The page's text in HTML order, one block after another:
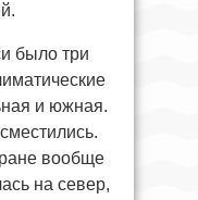
было три
и южная.
вообще
на север,